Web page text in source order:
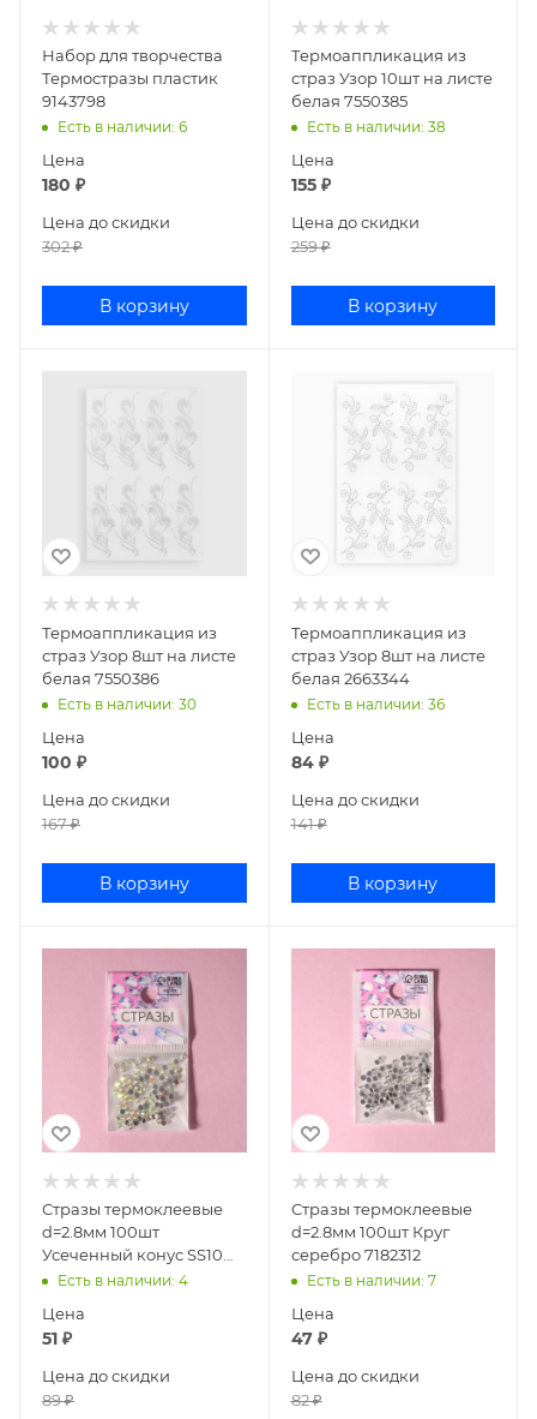
Набор для творчества
Термостразы пластик
9143798
Есть в наличии: 6
Цена
180 ₽
Цена до скидки
302₽
В корзину
Термоаппликация из
страз Узор 10шт на листе
белая 7550385
Есть в наличии: 38
Цена
155₽
Цена до скидки
259₽
В корзину
Термоаппликация из
страз Узор 8шт на листе
белая 7550386
Есть в наличии: 30
Цена
100 ₽
Цена до скидки
167₽
В корзину
Термоаппликация из
страз Узор 8шт на листе
белая 2663344
Есть в наличии: 36
Цена
84₽
Цена до скидки
141₽
В корзину
Стразы термоклеевые
d=2.8мм 100шт
Усеченный конус SS10
голография 9136677
Есть в наличии: 4
Цена
51 ₽
Цена до скидки
89₽
Стразы термоклеевые
d=2.8мм 100шт Круг
серебро 7182312
Есть в наличии: 7
Цена
47₽
Цена до скидки
82₽